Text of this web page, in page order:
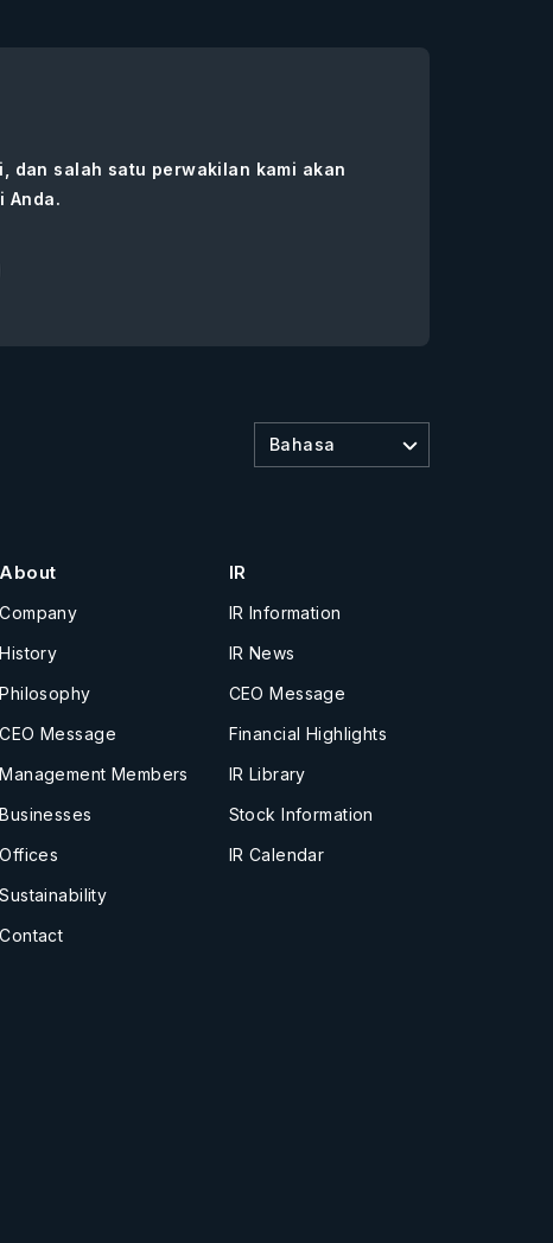
dan salah satu perwakilan kami akan
Anda.
Bahasa
About
Company
History
Philosophy
CEO Message
Management Members
Businesses
Offices
Sustainability
Contact
IR
IR Information
IR News
CEO Message
Financial Highlights
IR Library
Stock Information
IR Calendar